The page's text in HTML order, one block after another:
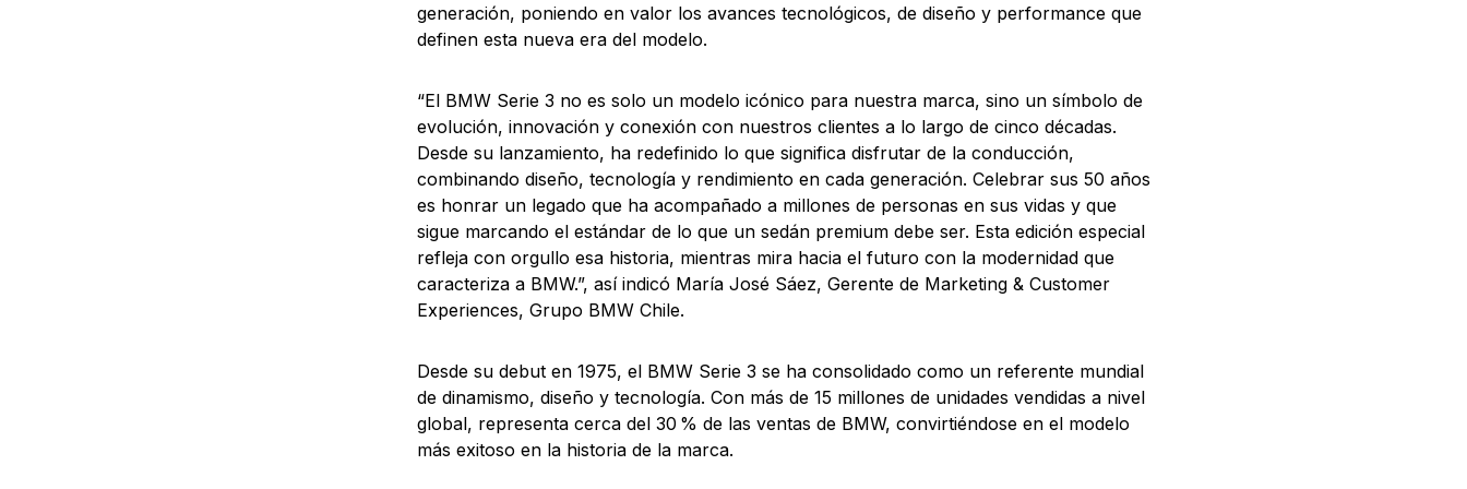
generación, poniendo en valor los avances tecnológicos, de diseño y performance que
definen esta nueva era del modelo.
“El BMW Serie 3 no es solo un modelo icónico para nuestra marca, sino un símbolo de
evolución, innovación y conexión con nuestros clientes a lo largo de cinco décadas.
Desde su lanzamiento, ha redefinido lo que significa disfrutar de la conducción,
combinando diseño, tecnología y rendimiento en cada generación. Celebrar sus 50 años
es honrar un legado que ha acompañado a millones de personas en sus vidas y que
sigue marcando el estándar de lo que un sedán premium debe ser. Esta edición especial
refleja con orgullo esa historia, mientras mira hacia el futuro con la modernidad que
caracteriza a BMW.”, así indicó María José Sáez, Gerente de Marketing & Customer
Experiences, Grupo BMW Chile.
Desde su debut en 1975, el BMW Serie 3 se ha consolidado como un referente mundial
de dinamismo, diseño y tecnología. Con más de 15 millones de unidades vendidas a nivel
global, representa cerca del 30 % de las ventas de BMW, convirtiéndose en el modelo
más exitoso en la historia de la marca.